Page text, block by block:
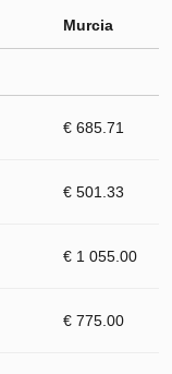
Murcia
€ 685.71
€ 501.33
€ 1 055.00
€ 775.00